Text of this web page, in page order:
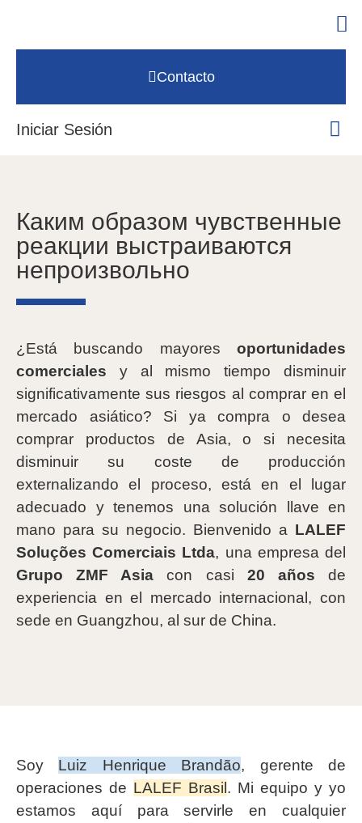
Contacto
Iniciar Sesión
Каким образом чувственные
реакции выстраиваются
непроизвольно
¿Está buscando mayores oportunidades
comerciales y al mismo tiempo disminuir
significativamente sus riesgos al comprar en el
mercado asiático? Si ya compra o desea
comprar productos de Asia, o si necesita
disminuir su coste de producción
externalizando el proceso, está en el lugar
adecuado y tenemos una solución llave en
mano para su negocio. Bienvenido a LALEF
Soluções Comerciais Ltda, una empresa del
Grupo ZMF Asia con casi 20 años de
experiencia en el mercado internacional, con
sede en Guangzhou, al sur de China.
Soy Luiz Henrique Brandão, gerente de
operaciones de LALEF Brasil. Mi equipo y yo
estamos aquí para servirle en cualquier